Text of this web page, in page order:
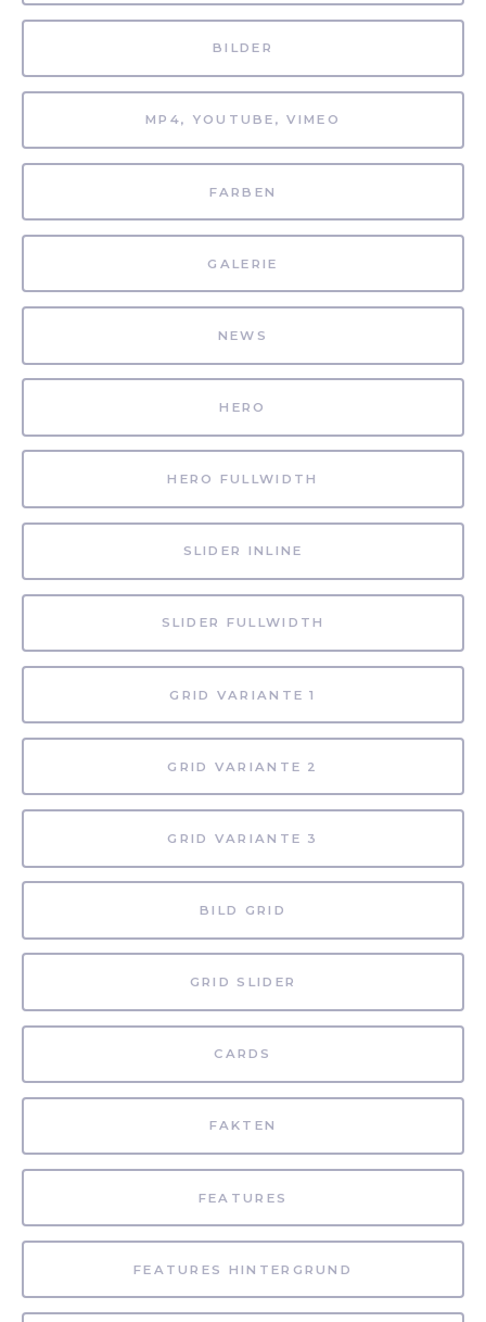
BILDER
MP4, YOUTUBE, VIMEO
FARBEN
GALERIE
NEWS
HERO
HERO FULLWIDTH
SLIDER INLINE
SLIDER FULLWIDTH
GRID VARIANTE 1
GRID VARIANTE 2
GRID VARIANTE 3
BILD GRID
GRID SLIDER
CARDS
FAKTEN
FEATURES
FEATURES HINTERGRUND